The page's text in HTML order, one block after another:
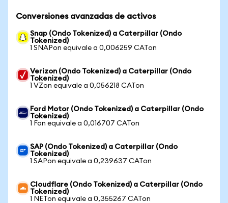
Conversiones avanzadas de activos
Snap (Ondo Tokenized) a Caterpillar (Ondo
Tokenized)
1 SNAPon equivale a 0,006259 CATon
Verizon (Ondo Tokenized) a Caterpillar (Ondo
Tokenized)
1 VZon equivale a 0,056218 CATon
Ford Motor (Ondo Tokenized) a Caterpillar (Ondo
Tokenized)
1 Fon equivale a 0,016707 CATon
SAP (Ondo Tokenized) a Caterpillar (Ondo
Tokenized)
1 SAPon equivale a 0,239637 CATon
Cloudflare (Ondo Tokenized) a Caterpillar (Ondo
Tokenized)
1 NETon equivale a 0,355267 CATon